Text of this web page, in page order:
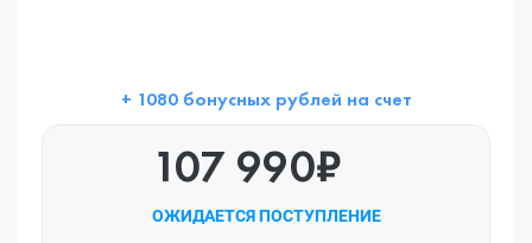
+ 1080 бонусных рублей на счет
107 990₽
ОЖИДАЕТСЯ ПОСТУПЛЕНИЕ